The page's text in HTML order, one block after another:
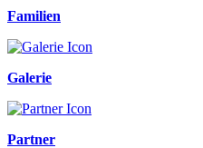
Familien
Galerie
Partner